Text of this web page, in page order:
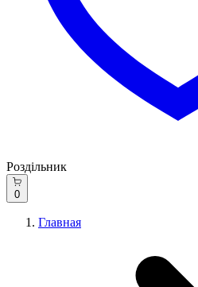
Роздільник
0
Главная